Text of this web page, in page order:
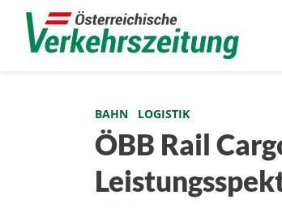
BAHN LOGISTIK
ÖBB Rail